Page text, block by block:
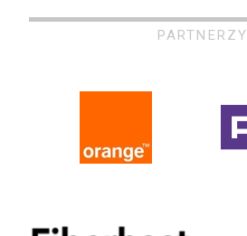
PARTNERZY